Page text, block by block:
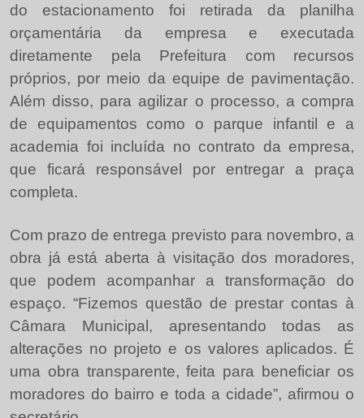
do estacionamento foi retirada da planilha
orçamentária da empresa e executada
diretamente pela Prefeitura com recursos
próprios, por meio da equipe de pavimentação.
Além disso, para agilizar o processo, a compra
de equipamentos como o parque infantil e a
academia foi incluída no contrato da empresa,
que ficará responsável por entregar a praça
completa.
Com prazo de entrega previsto para novembro, a
obra já está aberta à visitação dos moradores,
que podem acompanhar a transformação do
espaço. “Fizemos questão de prestar contas à
Câmara Municipal, apresentando todas as
alterações no projeto e os valores aplicados. É
uma obra transparente, feita para beneficiar os
moradores do bairro e toda a cidade”, afirmou o